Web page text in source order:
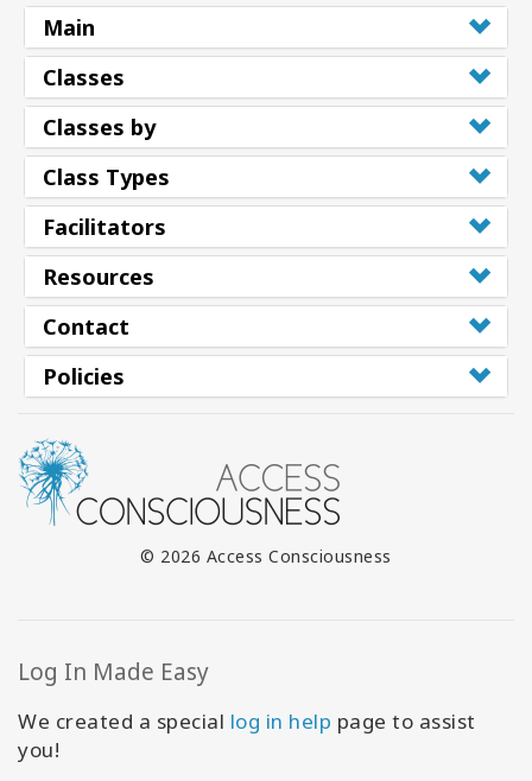
Main
Classes
Classes by
Class Types
Facilitators
Resources
Contact
Policies
© 2026 Access Consciousness
Log In Made Easy
We created a special log in help page to assist
you!